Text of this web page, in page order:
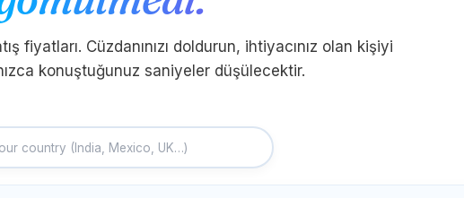
Fiji Fransız Guyanası
Cebelitarık
fiyatları. Cüzdanınızı doldurun, ihtiyacınız olan kişiyi
konuştuğunuz saniyeler düşülecektir.